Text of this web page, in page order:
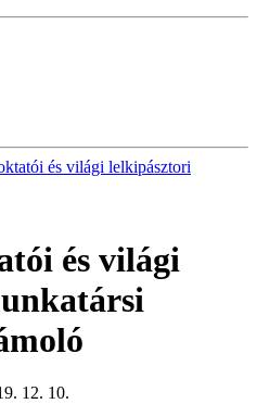
és világi lelkipásztori
és világi
12. 10.